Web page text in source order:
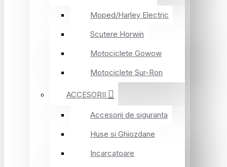
Moped/Harley Electric
Scutere Horwin
Motociclete Gowow
Motociclete Sur-Ron
ACCESORII
Accesorii de siguranta
Huse si Ghiozdane
Incarcatoare